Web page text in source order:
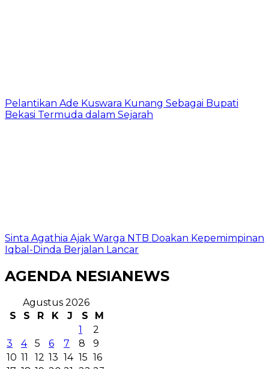
Pelantikan Ade Kuswara Kunang Sebagai Bupati
Bekasi Termuda dalam Sejarah
Sinta Agathia Ajak Warga NTB Doakan Kepemimpinan
Iqbal-Dinda Berjalan Lancar
AGENDA NESIANEWS
Agustus 2026
S
S R K J S
M
1
2
3
4 5 6 7 8
9
10 11 12 13 14 15 16